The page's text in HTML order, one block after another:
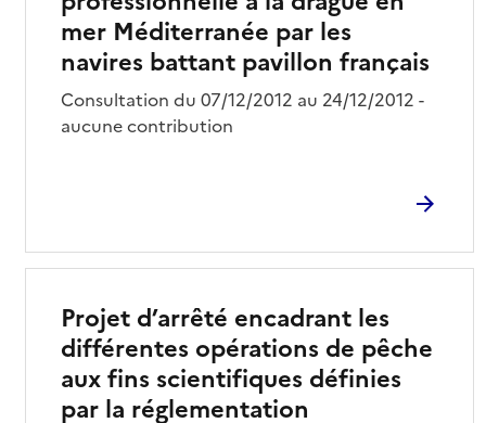
mer Méditerranée par les
navires battant pavillon français
Consultation du 07/12/2012 au 24/12/2012 -
aucune contribution
Projet d’arrêté encadrant les
différentes opérations de pêche
aux fins scientifiques définies
par la réglementation